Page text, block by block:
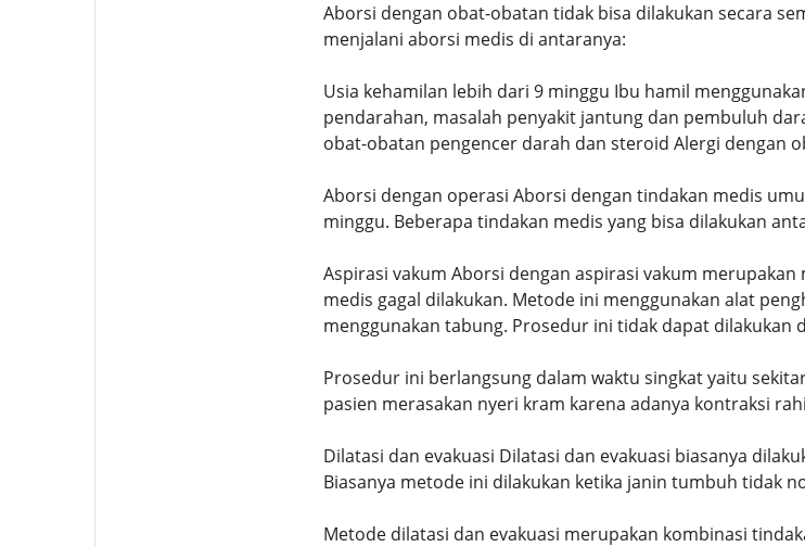
Aborsi dengan obat-obatan tidak bisa dilakukan secara
menjalani aborsi medis di antaranya:
Usia kehamilan lebih dari 9 minggu Ibu hamil
pendarahan, masalah penyakit jantung dan pembuluh
obat-obatan pengencer darah dan steroid Alergi dengan
Aborsi dengan operasi Aborsi dengan tindakan medis
minggu. Beberapa tindakan medis yang bisa dilakukan
Aspirasi vakum Aborsi dengan aspirasi vakum
medis gagal dilakukan. Metode ini menggunakan alat
menggunakan tabung. Prosedur ini tidak dapat
Prosedur ini berlangsung dalam waktu singkat yaitu
pasien merasakan nyeri kram karena adanya kontraksi
Dilatasi dan evakuasi Dilatasi dan evakuasi biasanya
Biasanya metode ini dilakukan ketika janin tumbuh tidak
Metode dilatasi dan evakuasi merupakan kombinasi